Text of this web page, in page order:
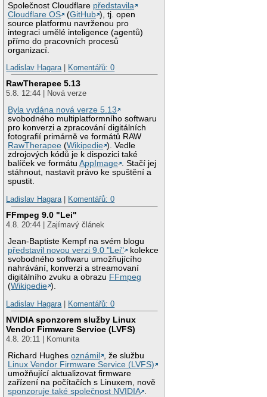
Společnost Cloudflare představila
Cloudflare OS
(GitHub ), tj. open
source platformu navrženou pro
integraci umělé inteligence (agentů)
přímo do pracovních procesů
organizací.
Ladislav Hagara| Komentářů: 0
RawTherapee 5.13
5.8. 12:44 | Nová verze
Byla vydána nová verze 5.13
svobodného multiplatformního softwaru
pro konverzi a zpracování digitálních
fotografií primárně ve formátů RAW
RawTherapee (Wikipedie ). Vedle
zdrojových kódů je k dispozici také
balíček ve formátuAppImage . Stačí jej
stáhnout, nastavit právo ke spuštění a
spustit.
Ladislav Hagara| Komentářů: 0
FFmpeg 9.0 "Lei"
4.8. 20:44 | Zajímavý článek
Jean-Baptiste Kempf na svém blogu
představil novou verzi 9.0 "Lei"
kolekce
svobodného softwaru umožňujícího
nahrávání, konverzi a streamovaní
digitálního zvuku a obrazu FFmpeg
(Wikipedie ).
Ladislav Hagara| Komentářů: 0
NVIDIA sponzorem služby Linux
Vendor Firmware Service (LVFS)
4.8. 20:11 | Komunita
Richard Hughesoznámil
, že službu
Linux Vendor Firmware Service (LVFS)
umožňující aktualizovat firmware
zařízení na počítačích s Linuxem, nově
sponzoruje také společnost NVIDIA .